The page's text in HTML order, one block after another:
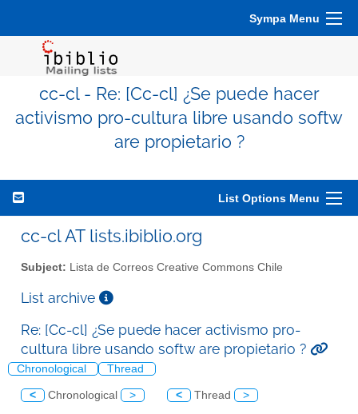
Sympa Menu
cc-cl - Re: [Cc-cl] ¿Se puede hacer
activismo pro-cultura libre usando softw
are propietario ?
List Options Menu
cc-cl AT lists.ibiblio.org
Subject: Lista de Correos Creative Commons Chile
List archive
Re: [Cc-cl] ¿Se puede hacer activismo pro-
cultura libre usando softw are propietario ?
Chronological Thread
< Chronological > < Thread >